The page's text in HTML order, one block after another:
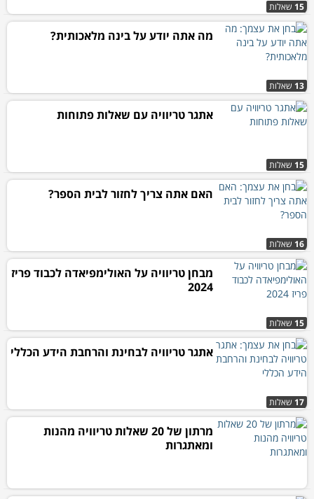
15 שאלות
13 שאלות
מה אתה יודע על בינה מלאכותית?
15 שאלות
אתגר טריוויה עם שאלות פתוחות
16 שאלות
האם אתה צריך לחזור לבית הספר?
15 שאלות
מבחן טריוויה על האולימפיאדה לכבוד פריז
2024
17 שאלות
אתגר טריוויה לבחינת והרחבת הידע הכללי
מרתון של 20 שאלות טריוויה מהנות
ומאתגרות